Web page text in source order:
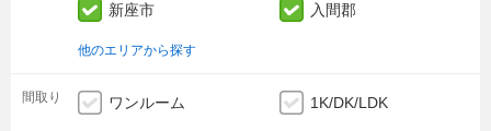
新座市 入間郡
他のエリアから探す
間取り ワンルーム 1K/DK/LDK